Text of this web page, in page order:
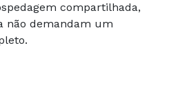
compartilhada,
não demandam um